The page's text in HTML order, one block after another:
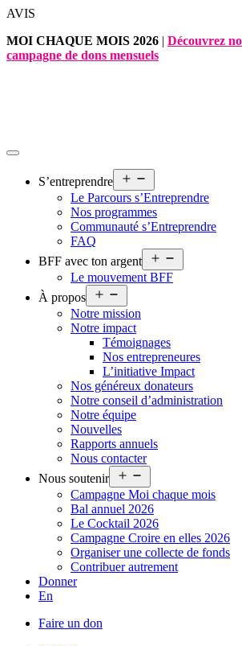
Aller
contenu
AVIS
MOI CHAQUE MOIS 2026 | Découvrez
campagne de dons mensuels
S’entreprendre
le
menu
Le Parcours s’Entreprendre
Nos programmes
Communauté s’Entreprendre
FAQ
BFF avec ton argent
le
Le mouvement BFF
À propos
le
menu
Notre mission
Notre impact
Témoignages
Nos entrepreneures
L’initiative Impact
Nos généreux donateurs
Notre conseil d’administration
Notre équipe
Nouvelles
Rapports annuels
Nous contacter
Nous soutenir
le
menu
Campagne Moi chaque mois
Bal annuel 2026
Le Cocktail 2026
Campagne Croire en elles 2026
Organiser une collecte de fonds
Contribuer autrement
Donner
En
Faire un don